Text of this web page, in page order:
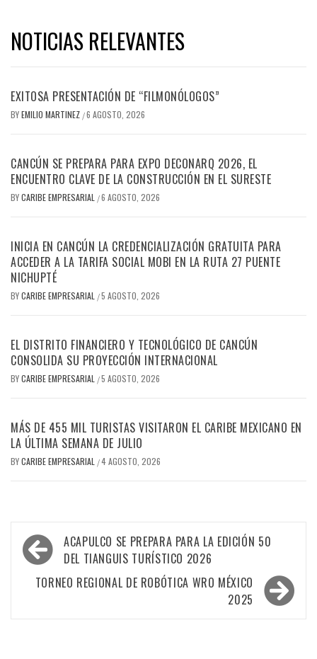
NOTICIAS RELEVANTES
EXITOSA PRESENTACIÓN DE “FILMONÓLOGOS”
BYEMILIO MARTINEZ /6 AGOSTO, 2026
CANCÚN SE PREPARA PARA EXPO DECONARQ 2026, EL
ENCUENTRO CLAVE DE LA CONSTRUCCIÓN EN EL SURESTE
BYCARIBE EMPRESARIAL /6 AGOSTO, 2026
INICIA EN CANCÚN LA CREDENCIALIZACIÓN GRATUITA PARA
ACCEDER A LA TARIFA SOCIAL MOBI EN LA RUTA 27 PUENTE
NICHUPTÉ
BYCARIBE EMPRESARIAL /5 AGOSTO, 2026
EL DISTRITO FINANCIERO Y TECNOLÓGICO DE CANCÚN
CONSOLIDA SU PROYECCIÓN INTERNACIONAL
BYCARIBE EMPRESARIAL /5 AGOSTO, 2026
MÁS DE 455 MIL TURISTAS VISITARON EL CARIBE MEXICANO EN
LA ÚLTIMA SEMANA DE JULIO
BYCARIBE EMPRESARIAL /4 AGOSTO, 2026
Navegación
de
entradas
ACAPULCO SE PREPARA PARA LA EDICIÓN 50
DEL TIANGUIS TURÍSTICO 2026
TORNEO REGIONAL DE ROBÓTICA WRO MÉXICO
2025